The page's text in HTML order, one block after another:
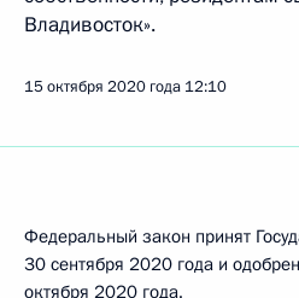
Владивосток».
15 октября 2020 года 12:10
Федеральный закон принят
30 сентября 2020 года и
октября 2020 года.